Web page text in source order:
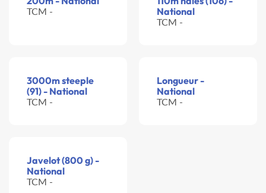
TCM -
National
TCM -
3000m steeple
(91) - National
TCM -
Longueur -
National
TCM -
Javelot (800 g) -
National
TCM -